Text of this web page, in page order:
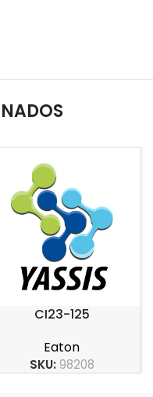
CI23-125
Eaton
SKU: 98208